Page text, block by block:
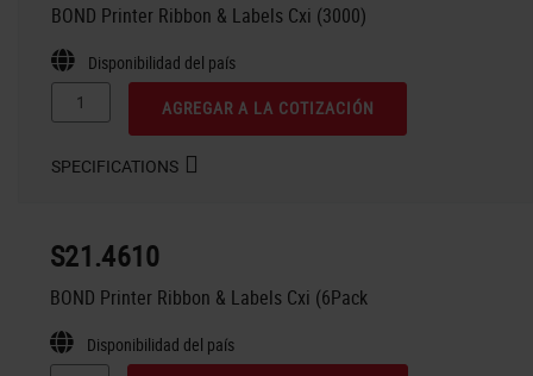
BOND Printer Ribbon & Labels Cxi (3000)
Disponibilidad del país
AGREGAR A LA COTIZACIÓN
SPECIFICATIONS
S21.4610
BOND Printer Ribbon & Labels Cxi (6Pack
Disponibilidad del país